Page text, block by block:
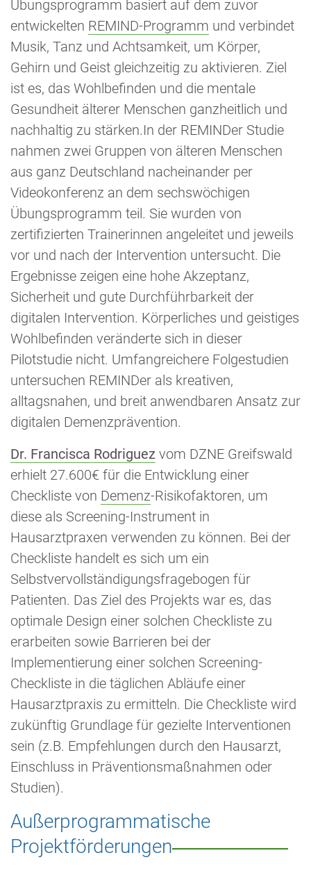
Übungsprogramm basiert auf dem zuvor
entwickelten REMIND-Programm und verbindet
Musik, Tanz und Achtsamkeit, um Körper,
Gehirn und Geist gleichzeitig zu aktivieren. Ziel
ist es, das Wohlbefinden und die mentale
Gesundheit älterer Menschen ganzheitlich und
nachhaltig zu stärken.In der REMINDer Studie
nahmen zwei Gruppen von älteren Menschen
aus ganz Deutschland nacheinander per
Videokonferenz an dem sechswöchigen
Übungsprogramm teil. Sie wurden von
zertifizierten Trainerinnen angeleitet und jeweils
vor und nach der Intervention untersucht. Die
Ergebnisse zeigen eine hohe Akzeptanz,
Sicherheit und gute Durchführbarkeit der
digitalen Intervention. Körperliches und geistiges
Wohlbefinden veränderte sich in dieser
Pilotstudie nicht. Umfangreichere Folgestudien
untersuchen REMINDer als kreativen,
alltagsnahen, und breit anwendbaren Ansatz zur
digitalen Demenzprävention.
Dr. Francisca Rodriguez vom DZNE Greifswald
erhielt 27.600€ für die Entwicklung einer
Checkliste von Demenz-Risikofaktoren, um
diese als Screening-Instrument in
Hausarztpraxen verwenden zu können. Bei der
Checkliste handelt es sich um ein
Selbstvervollständigungsfragebogen für
Patienten. Das Ziel des Projekts war es, das
optimale Design einer solchen Checkliste zu
erarbeiten sowie Barrieren bei der
Implementierung einer solchen Screening-
Checkliste in die täglichen Abläufe einer
Hausarztpraxis zu ermitteln. Die Checkliste wird
zukünftig Grundlage für gezielte Interventionen
sein (z.B. Empfehlungen durch den Hausarzt,
Einschluss in Präventionsmaßnahmen oder
Studien).
Außerprogrammatische
Projektförderungen